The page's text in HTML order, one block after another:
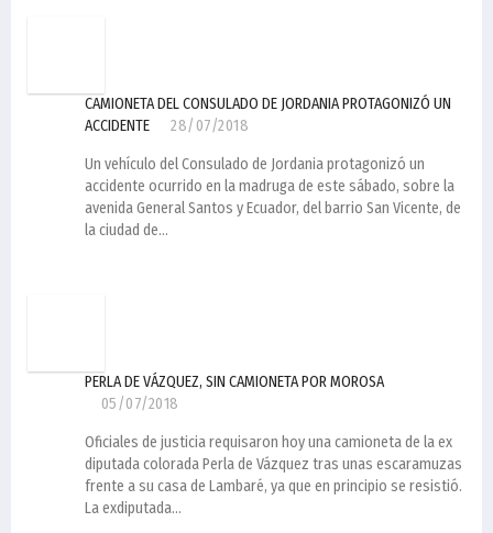
CAMIONETA DEL CONSULADO DE JORDANIA PROTAGONIZÓ UN
ACCIDENTE
28/07/2018
Un vehí­culo del Consulado de Jordania protagonizó un
accidente ocurrido en la madruga de este sábado, sobre la
avenida General Santos y Ecuador, del barrio San Vicente, de
la ciudad de...
PERLA DE VÁZQUEZ, SIN CAMIONETA POR MOROSA
05/07/2018
Oficiales de justicia requisaron hoy una camioneta de la ex
diputada colorada Perla de Vázquez tras unas escaramuzas
frente a su casa de Lambaré, ya que en principio se resistió.
La exdiputada...